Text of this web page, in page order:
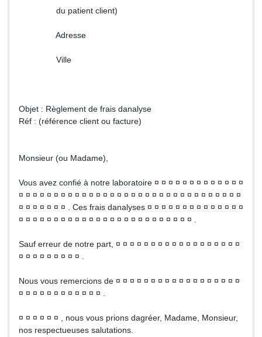
du patient client)
Adresse
Ville
Objet : Règlement de frais danalyse
Réf : (référence client ou facture)
Monsieur (ou Madame),
Vous avez confié à notre laboratoire ¤ ¤ ¤ ¤ ¤ ¤ ¤ ¤ ¤ ¤ ¤ ¤ ¤
¤ ¤ ¤ ¤ ¤ ¤ ¤ ¤ ¤ ¤ ¤ ¤ ¤ ¤ ¤ ¤ ¤ ¤ ¤ ¤ ¤ ¤ ¤ ¤ ¤ ¤ ¤ ¤ ¤ ¤ ¤ ¤
¤ ¤ ¤ ¤ ¤ ¤ ¤ . Ces frais danalyses ¤ ¤ ¤ ¤ ¤ ¤ ¤ ¤ ¤ ¤ ¤ ¤ ¤ ¤
¤ ¤ ¤ ¤ ¤ ¤ ¤ ¤ ¤ ¤ ¤ ¤ ¤ ¤ ¤ ¤ ¤ ¤ ¤ ¤ ¤ ¤ ¤ ¤ ¤ .
Sauf erreur de notre part, ¤ ¤ ¤ ¤ ¤ ¤ ¤ ¤ ¤ ¤ ¤ ¤ ¤ ¤ ¤ ¤ ¤ ¤
¤ ¤ ¤ ¤ ¤ ¤ ¤ ¤ ¤ .
Nous vous remercions de ¤ ¤ ¤ ¤ ¤ ¤ ¤ ¤ ¤ ¤ ¤ ¤ ¤ ¤ ¤ ¤ ¤ ¤
¤ ¤ ¤ ¤ ¤ ¤ ¤ ¤ ¤ ¤ ¤ ¤ .
¤ ¤ ¤ ¤ ¤ ¤ , nous vous prions dagréer, Madame, Monsieur,
nos respectueuses salutations.